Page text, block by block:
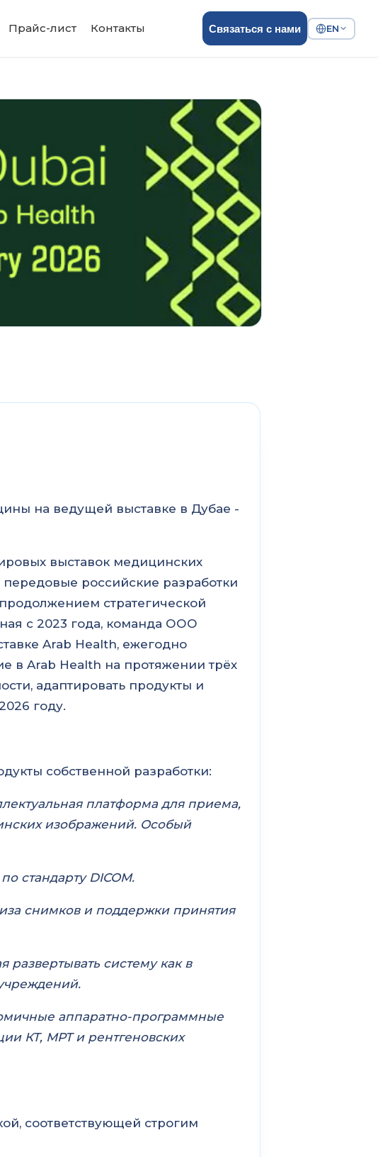
Прайс-лист Контакты Связаться с нами EN
на ведущей выставке в Дубае -
выставок медицинских
российские разработки
стратегической
с 2023 года, команда ООО
Arab Health, ежегодно
в Arab Health на протяжении трёх
адаптировать продукты и
году.
собственной разработки:
платформа для приема,
изображений. Особый
стандарту DICOM.
снимков и поддержки принятия
систему как в
аппаратно-программные
КТ, МРТ и рентгеновских
соответствующей строгим